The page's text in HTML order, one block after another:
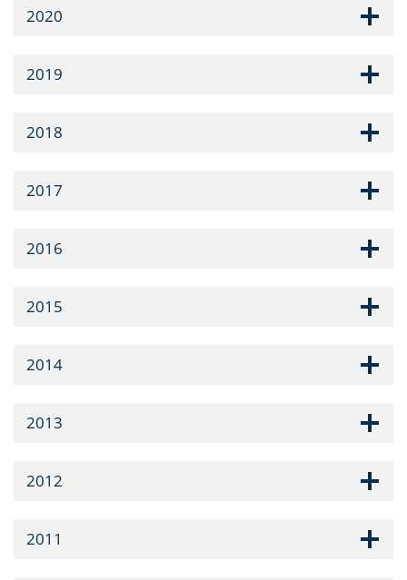
2020
2019
2018
2017
2016
2015
2014
2013
2012
2011